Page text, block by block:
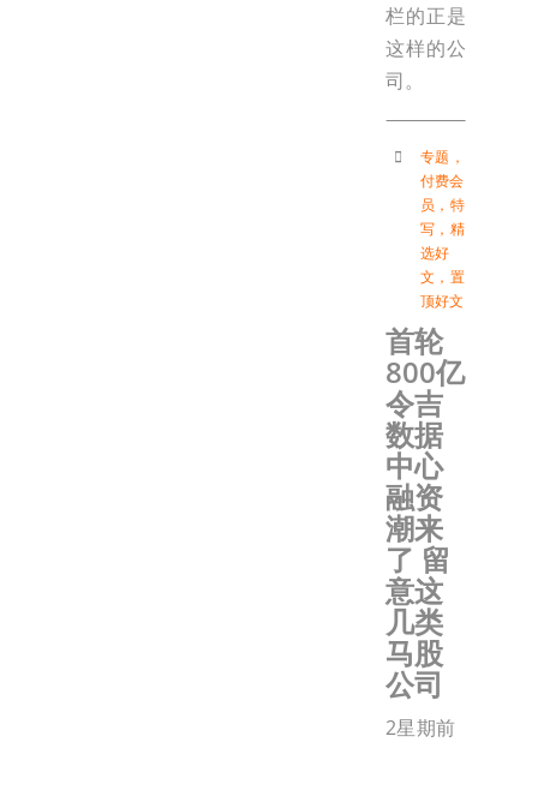
栏的正是
这样的公
司。
专题 ，
付费会
员 ， 特
写 ， 精
选好
文 ， 置
顶好文
首轮
800亿
令吉
数据
中心
融资
潮来
了 留
意这
几类
马股
公司
2星期前